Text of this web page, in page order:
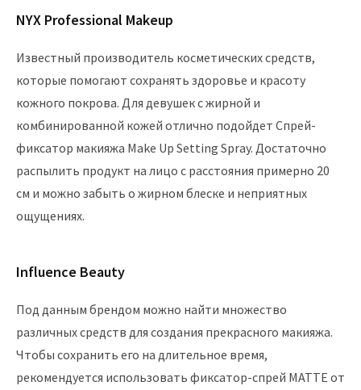
NYX Professional Makeup
Известный производитель косметических средств,
которые помогают сохранять здоровье и красоту
кожного покрова. Для девушек с жирной и
комбинированной кожей отлично подойдет Спрей-
фиксатор макияжа Make Up Setting Spray. Достаточно
распылить продукт на лицо с расстояния примерно 20
см и можно забыть о жирном блеске и неприятных
ощущениях.
Influence Beauty
Под данным брендом можно найти множество
различных средств для создания прекрасного макияжа.
Чтобы сохранить его на длительное время,
рекомендуется использовать фиксатор-спрей MATTE от